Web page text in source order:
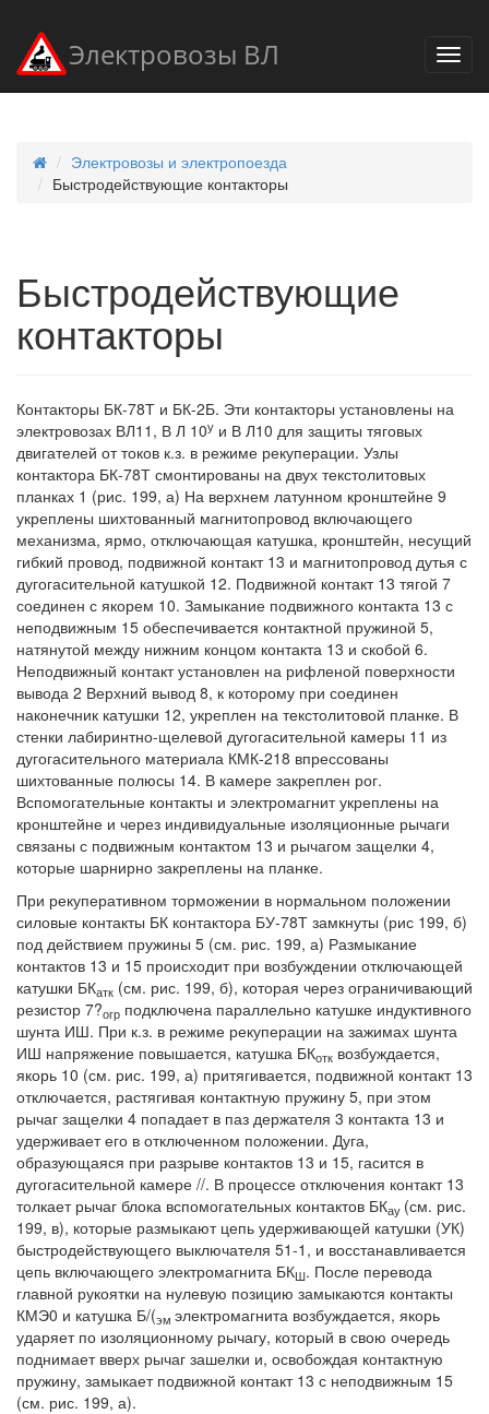
Электровозы ВЛ
Электровозы и электропоезда
Быстродействующие контакторы
Быстродействующие
контакторы
Контакторы БК-78Т и БК-2Б. Эти контакторы установлены на
электровозах ВЛ11, В Л 10у и В Л10 для защиты тяговых
двигателей от токов к.з. в режиме рекуперации. Узлы
контактора БК-78Т смонтированы на двух текстолитовых
планках 1 (рис. 199, а) На верхнем латунном кронштейне 9
укреплены шихтованный магнитопровод включающего
механизма, ярмо, отключающая катушка, кронштейн, несущий
гибкий провод, подвижной контакт 13 и магнитопровод дутья с
дугогасительной катушкой 12. Подвижной контакт 13 тягой 7
соединен с якорем 10. Замыкание подвижного контакта 13 с
неподвижным 15 обеспечивается контактной пружиной 5,
натянутой между нижним концом контакта 13 и скобой 6.
Неподвижный контакт установлен на рифленой поверхности
вывода 2 Верхний вывод 8, к которому при соединен
наконечник катушки 12, укреплен на текстолитовой планке. В
стенки лабиринтно-щелевой дугогасительной камеры 11 из
дугогасительного материала КМК-218 впрессованы
шихтованные полюсы 14. В камере закреплен рог.
Вспомогательные контакты и электромагнит укреплены на
кронштейне и через индивидуальные изоляционные рычаги
связаны с подвижным контактом 13 и рычагом защелки 4,
которые шарнирно закреплены на планке.
При рекуперативном торможении в нормальном положении
силовые контакты БК контактора БУ-78Т замкнуты (рис 199, б)
под действием пружины 5 (см. рис. 199, а) Размыкание
контактов 13 и 15 происходит при возбуждении отключающей
катушки БКатк (см. рис. 199, б), которая через ограничивающий
резистор 7?огр подключена параллельно катушке индуктивного
шунта ИШ. При к.з. в режиме рекуперации на зажимах шунта
ИШ напряжение повышается, катушка БКотк возбуждается,
якорь 10 (см. рис. 199, а) притягивается, подвижной контакт 13
отключается, растягивая контактную пружину 5, при этом
рычаг защелки 4 попадает в паз держателя 3 контакта 13 и
удерживает его в отключенном положении. Дуга,
образующаяся при разрыве контактов 13 и 15, гасится в
дугогасительной камере //. В процессе отключения контакт 13
толкает рычаг блока вспомогательных контактов БКау (см. рис.
199, в), которые размыкают цепь удерживающей катушки (УК)
быстродействующего выключателя 51-1, и восстанавливается
цепь включающего электромагнита БКШ. После перевода
главной рукоятки на нулевую позицию замыкаются контакты
КМЭ0 и катушка Б/(эм электромагнита возбуждается, якорь
ударяет по изоляционному рычагу, который в свою очередь
поднимает вверх рычаг зашелки и, освобождая контактную
пружину, замыкает подвижной контакт 13 с неподвижным 15
(см. рис. 199, а).